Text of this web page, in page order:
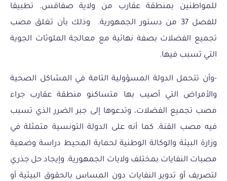
للمواطنين بمنطقة عقارب من ولاية صفاقس. تطبيقا
للفصل 37 من دستور الجمهورية. وذلك بأن تغلق مصب
تجميع الفضلات بصفة نهائية مع معالجة الملوثات الجوية
التي تسبب فيها.
-وأن تتحمل الدولة المسؤولية التامة في المشاكل الصحية
والأمراض التي أصيب بها متساكنو منطقة عقارب جراء
مصب تجميع الفضلات، وتدعوها إلى جبر الضرر الذي تسبب
فيه مصب القنة. كما أنه على الدولة التونسية متمثلة في
وزارة البيئة والوكالة الوطنية لحماية المحيط دراسة وضعية
مصبات النفايات بمختلف ولايات الجمهورية. وإيجاد حل جذري
لتصريف أو تدوير النفايات دون المساس بالحقوق البيئية أو